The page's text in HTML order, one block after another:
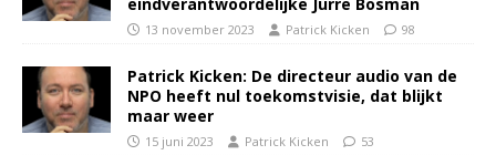
13 november 2023 Patrick Kicken 98
Patrick Kicken: De directeur audio van de
NPO heeft nul toekomstvisie, dat blijkt
maar weer
15 juni 2023 Patrick Kicken 53